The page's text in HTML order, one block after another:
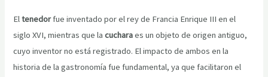
Eltenedorfue inventado por el rey de Francia Enrique III en el
siglo XVI, mientras que lacucharaes un objeto de origen antiguo,
cuyo inventor no está registrado. El impacto de ambos en la
historia de la gastronomía fue fundamental, ya que facilitaron el